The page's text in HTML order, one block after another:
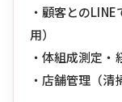
・顧客との
用）
・体組成測定
・店舗管理（清